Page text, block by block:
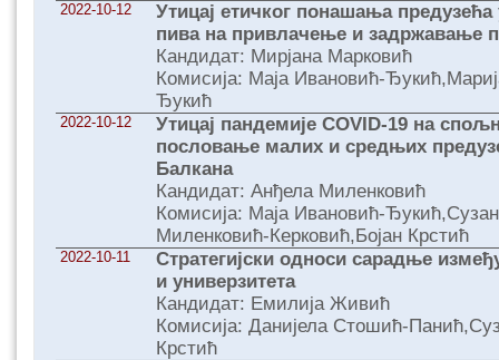
2022-10-12
Утицај етичког понашања
пива на привлачење и задржавање
Кандидат: Мирјана Марковић
Комисија: Маја Ивановић-
Ђукић
2022-10-12
Утицај пандемије COVID-19 на
пословање малих и средњих
Балкана
Кандидат: Анђела Миленковић
Комисија: Маја Ивановић-
Миленковић-Керковић,Бојан Крстић
2022-10-11
Стратегијски односи сарадње
и универзитета
Кандидат: Емилија Живић
Комисија: Данијела Стошић-
Крстић